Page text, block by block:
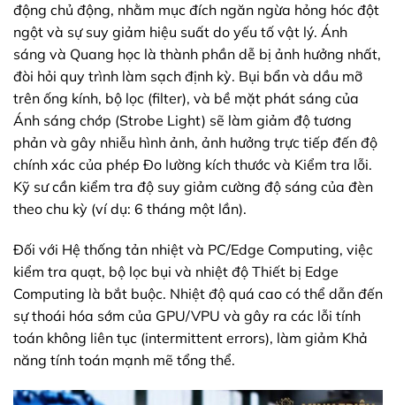
động chủ động, nhằm mục đích ngăn ngừa hỏng hóc đột
ngột và sự suy giảm hiệu suất do yếu tố vật lý. Ánh
sáng và Quang học là thành phần dễ bị ảnh hưởng nhất,
đòi hỏi quy trình làm sạch định kỳ. Bụi bẩn và dầu mỡ
trên ống kính, bộ lọc (filter), và bề mặt phát sáng của
Ánh sáng chớp (Strobe Light) sẽ làm giảm độ tương
phản và gây nhiễu hình ảnh, ảnh hưởng trực tiếp đến độ
chính xác của phép Đo lường kích thước và Kiểm tra lỗi.
Kỹ sư cần kiểm tra độ suy giảm cường độ sáng của đèn
theo chu kỳ (ví dụ: 6 tháng một lần).
Đối với Hệ thống tản nhiệt và PC/Edge Computing, việc
kiểm tra quạt, bộ lọc bụi và nhiệt độ Thiết bị Edge
Computing là bắt buộc. Nhiệt độ quá cao có thể dẫn đến
sự thoái hóa sớm của GPU/VPU và gây ra các lỗi tính
toán không liên tục (intermittent errors), làm giảm Khả
năng tính toán mạnh mẽ tổng thể.